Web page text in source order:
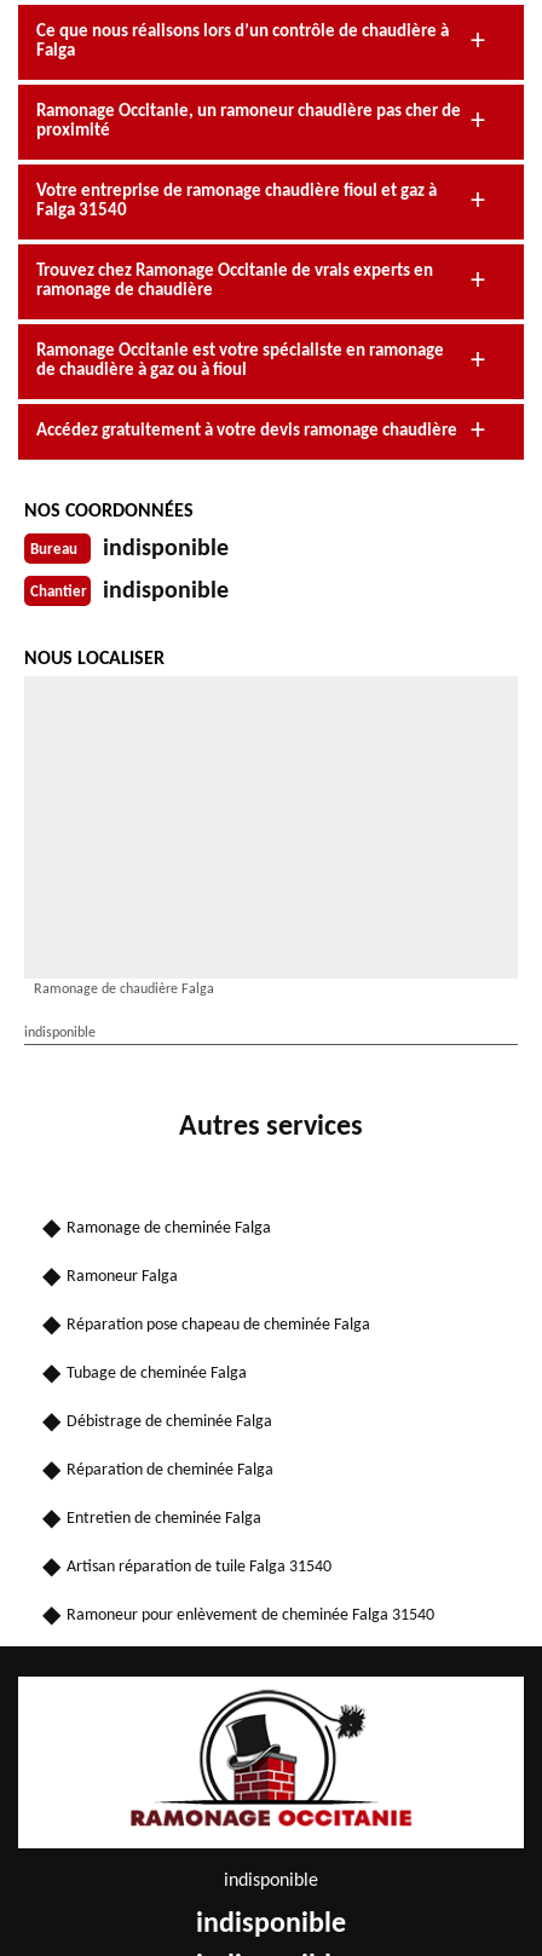
Ce que nous réalisons lors d’un contrôle de chaudière à
Falga
Ramonage Occitanie, un ramoneur chaudière pas cher de
proximité
Votre entreprise de ramonage chaudière fioul et gaz à
Falga 31540
Trouvez chez Ramonage Occitanie de vrais experts en
ramonage de chaudière
Ramonage Occitanie est votre spécialiste en ramonage
de chaudière à gaz ou à fioul
Accédez gratuitement à votre devis ramonage chaudière
NOS COORDONNÉES
Bureau indisponible
Chantier indisponible
NOUS LOCALISER
Ramonage de chaudière Falga
indisponible
Autres services
Ramonage de cheminée Falga
Ramoneur Falga
Réparation pose chapeau de cheminée Falga
Tubage de cheminée Falga
Débistrage de cheminée Falga
Réparation de cheminée Falga
Entretien de cheminée Falga
Artisan réparation de tuile Falga 31540
Ramoneur pour enlèvement de cheminée Falga 31540
indisponible
indisponible